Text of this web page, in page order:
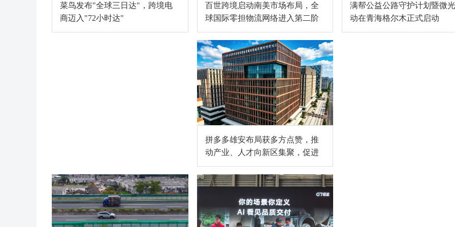
菜鸟发布"全球三日达"，跨境电
商迈入"72小时达"
百世跨境启动南美市场布局，全
球国际零担物流网络进入第二阶
段
满帮公益公路守护计划暨微
动在青海格尔木正式启动
拼多多雄安布局获多方点赞，推
动产业、人才向新区集聚，促进
京津冀协同发展